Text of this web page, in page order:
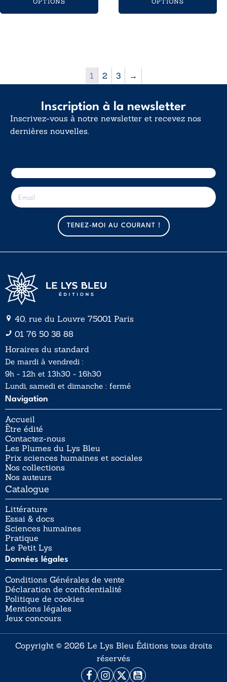
1 2 3 →
Inscription à la newsletter
Inscrivez-vous à notre newsletter et recevez nos
dernières nouvelles.
E
-
m
TENEZ-MOI AU COURANT !
40, rue du Louvre 75001 Paris
01 76 50 38 88
Horaires du standard
De mardi à vendredi :
9h - 12h et 13h30 - 16h30
Lundi, samedi et dimanche : fermé
Navigation
Accueil
Être édité
Contactez-nous
Les Plumes du Lys Bleu
Prix sciences humaines et sociales
Nos collections
Nos auteurs
Catalogue
Littérature
Essai & docs
Sciences humaines
Pratique
Le Petit Lys
Données légales
Conditions Générales de vente
Déclaration de confidentialité
Politique de cookies
Mentions légales
Jeux concours
Copyright © 2026 Le Lys Bleu Éditions tous droits
réservés